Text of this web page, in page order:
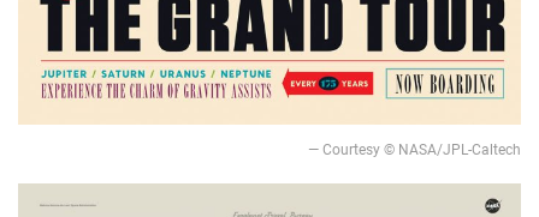
— Courtesy © NASA/JPL-Caltech